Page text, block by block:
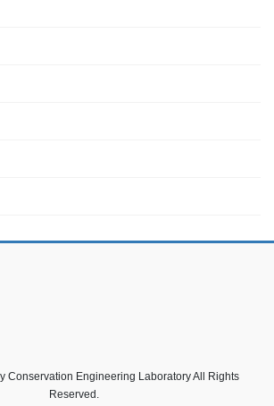
Conservation Engineering Laboratory All Rights
Reserved.